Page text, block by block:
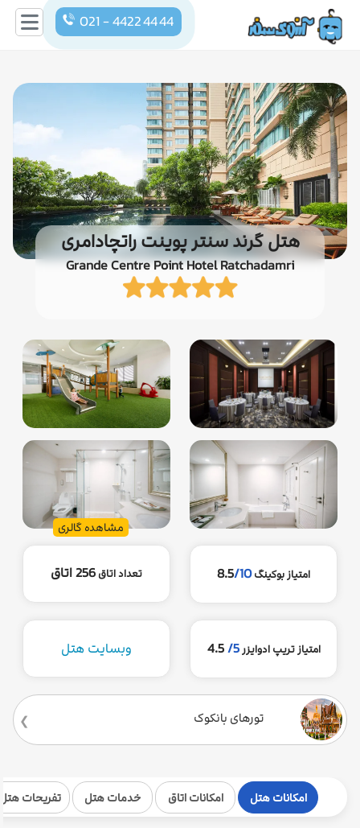
021 - 4422 44 44
هتل گرند سنتر پوینت راتچادامری
Grande Centre Point Hotel Ratchadamri
مشاهده گالری
امتیاز بوکینگ 8.5/10 تعداد اتاق256 اتاق
امتیاز تریپ ادوایزر5/
4.5 وبسایت هتل
تورهای بانکوک
امکانات هتل امکانات اتاق خدمات هتل تفریحات